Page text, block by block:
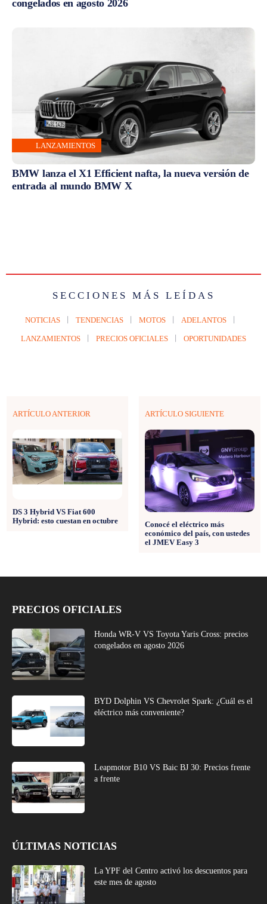
congelados en agosto 2026
LANZAMIENTOS
BMW lanza el X1 Efficient nafta, la nueva versión de
entrada al mundo BMW X
SECCIONES MÁS LEÍDAS
NOTICIAS TENDENCIAS MOTOS ADELANTOS
LANZAMIENTOS PRECIOS OFICIALES OPORTUNIDADES
ARTÍCULO ANTERIOR
DS 3 Hybrid VS Fiat 600
Hybrid: esto cuestan en octubre
ARTÍCULO SIGUIENTE
Conocé el eléctrico más
económico del país, con ustedes
el JMEV Easy 3
PRECIOS OFICIALES
Honda WR-V VS Toyota Yaris Cross: precios
congelados en agosto 2026
BYD Dolphin VS Chevrolet Spark: ¿Cuál es el
eléctrico más conveniente?
Leapmotor B10 VS Baic BJ 30: Precios frente
a frente
ÚLTIMAS NOTICIAS
La YPF del Centro activó los descuentos para
este mes de agosto